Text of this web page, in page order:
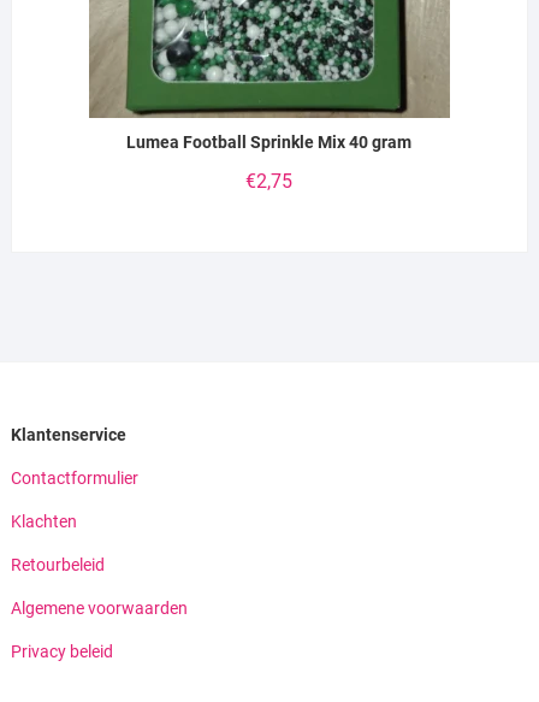
Lumea Football Sprinkle Mix 40 gram
€2,75
Klantenservice
Contactformulier
Klachten
Retourbeleid
Algemene voorwaarden
Privacy beleid